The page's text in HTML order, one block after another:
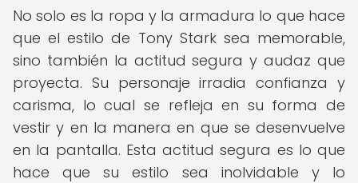
No solo es la ropa y la armadura lo que hace
que el estilo de Tony Stark sea memorable,
sino también la actitud segura y audaz que
proyecta. Su personaje irradia confianza y
carisma, lo cual se refleja en su forma de
vestir y en la manera en que se desenvuelve
en la pantalla. Esta actitud segura es lo que
hace que su estilo sea inolvidable y lo